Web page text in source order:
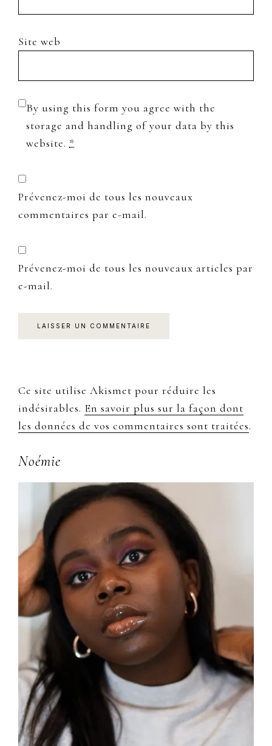
Site web
By using this form you agree with the
storage and handling of your data by this
website. *
Prévenez-moi de tous les nouveaux
commentaires par e-mail.
Prévenez-moi de tous les nouveaux articles par
e-mail.
Ce site utilise Akismet pour réduire les
indésirables. En savoir plus sur la façon dont
les données de vos commentaires sont traitées.
Primary
Sidebar
Noémie